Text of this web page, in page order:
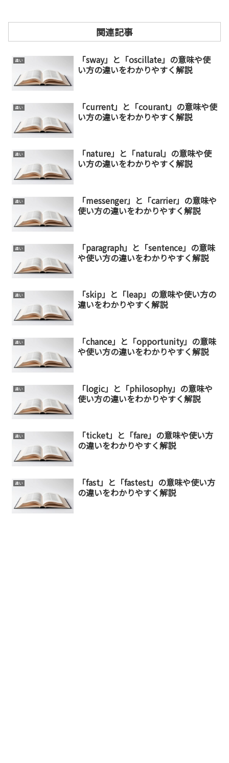
関連記事
違い
「sway」と「oscillate」の意味や使
い方の違いをわかりやすく解説
違い
「current」と「courant」の意味や使
い方の違いをわかりやすく解説
違い
「nature」と「natural」の意味や使
い方の違いをわかりやすく解説
違い
「messenger」と「carrier」の意味や
使い方の違いをわかりやすく解説
違い
「paragraph」と「sentence」の意味
や使い方の違いをわかりやすく解説
違い
「skip」と「leap」の意味や使い方の
違いをわかりやすく解説
違い
「chance」と「opportunity」の意味
や使い方の違いをわかりやすく解説
違い
「logic」と「philosophy」の意味や
使い方の違いをわかりやすく解説
違い
「ticket」と「fare」の意味や使い方
の違いをわかりやすく解説
違い
「fast」と「fastest」の意味や使い方
の違いをわかりやすく解説